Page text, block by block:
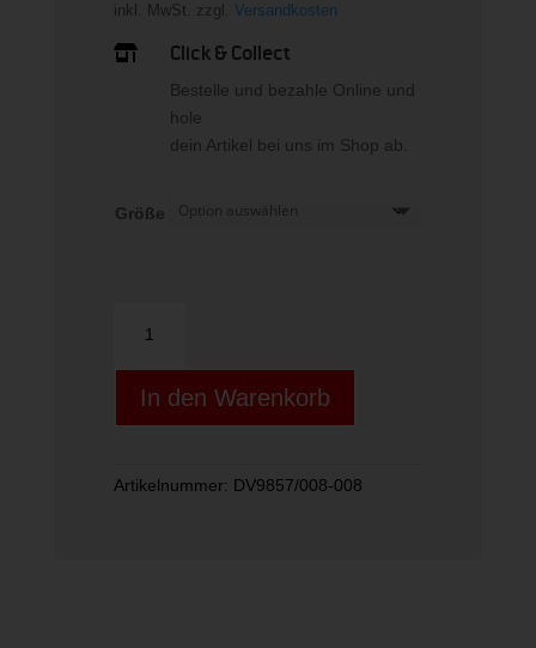
inkl. MwSt. zzgl. Versandkosten
 Click & Collect
Bestelle und bezahle Online und
hole
dein Artikel bei uns im Shop ab.
Größe
DF
FORM
7IN
SHORT
In den Warenkorb
Artikelnummer: DV9857/008-008